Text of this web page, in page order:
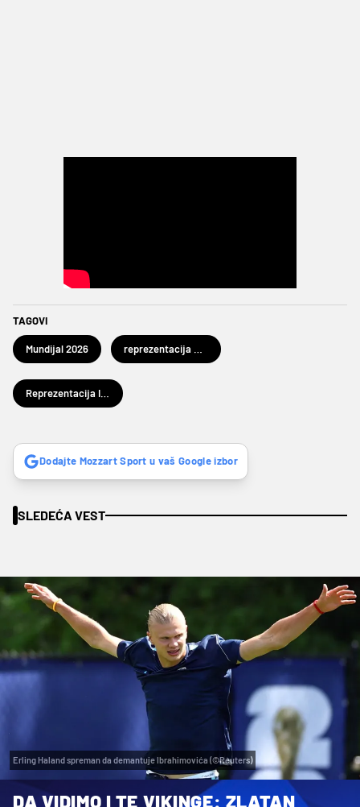
TAGOVI
Mundijal 2026
Dodajte Mozzart Sport u vaš Google izbor
SLEDEĆA VEST
Erling Haland spreman da demantuje Ibrahimovića (©Reuters)
DA VIDIMO I TE VIKINGE: ZLATAN